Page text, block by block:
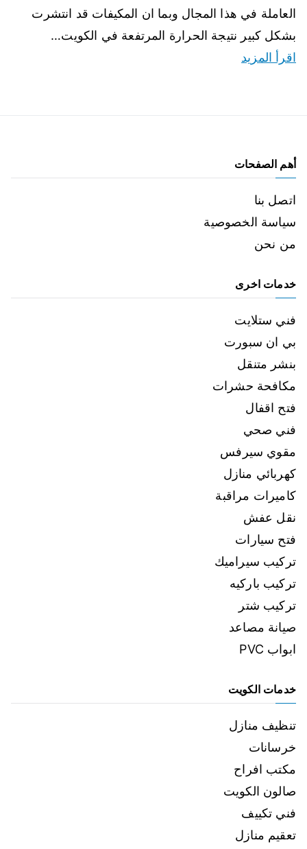
العاملة في هذا المجال وبما ان المكيفات قد انتشرت
بشكل كبير نتيجة الحرارة المرتفعة في الكويت…
اقرأ المزيد
أهم الصفحات
اتصل بنا
سياسة الخصوصية
من نحن
خدمات اخرى
فني ستلايت
بي ان سبورت
بنشر متنقل
مكافحة حشرات
فتح اقفال
فني صحي
مقوي سيرفس
كهربائي منازل
كاميرات مراقبة
نقل عفش
فتح سيارات
تركيب سيراميك
تركيب باركيه
تركيب شتر
صيانة مصاعد
ابواب PVC
خدمات الكويت
تنظيف منازل
خرسانات
مكتب افراح
صالون الكويت
فني تكييف
تعقيم منازل